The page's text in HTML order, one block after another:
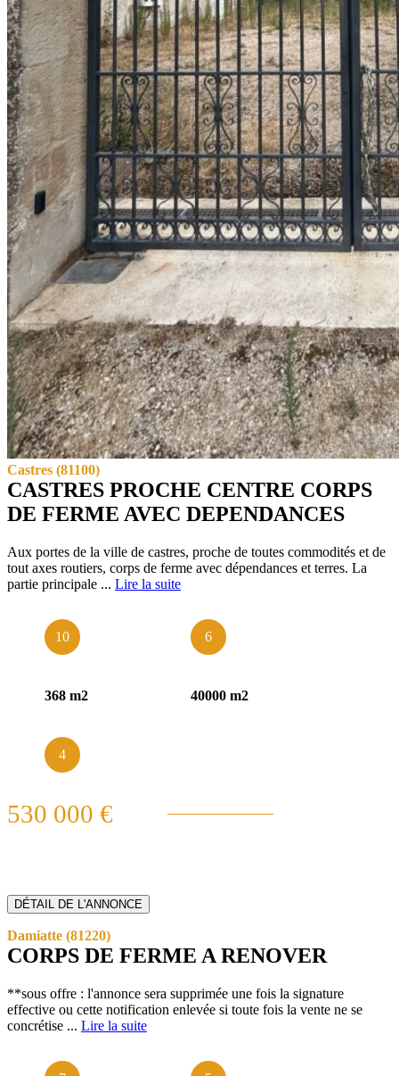
Castres (81100)
CASTRES PROCHE CENTRE CORPS
DE FERME AVEC DEPENDANCES
Aux portes de la ville de castres, proche de toutes commodités et de
tout axes routiers, corps de ferme avec dépendances et terres. La
partie principale ... Lire la suite
10 6
368 m2 40000 m2
4
530 000 €
DÉTAIL DE L'ANNONCE
Damiatte (81220)
CORPS DE FERME A RENOVER
**sous offre : l'annonce sera supprimée une fois la signature
effective ou cette notification enlevée si toute fois la vente ne se
concrétise ... Lire la suite